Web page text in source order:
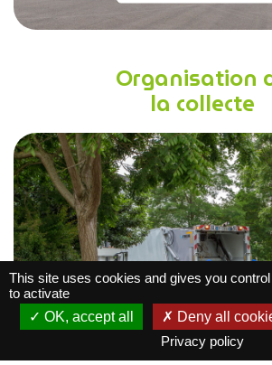
Organisation
la collecte
En savoir +
This site uses cookies and gives you
to activate
OK, accept all
Deny all
Privacy policy